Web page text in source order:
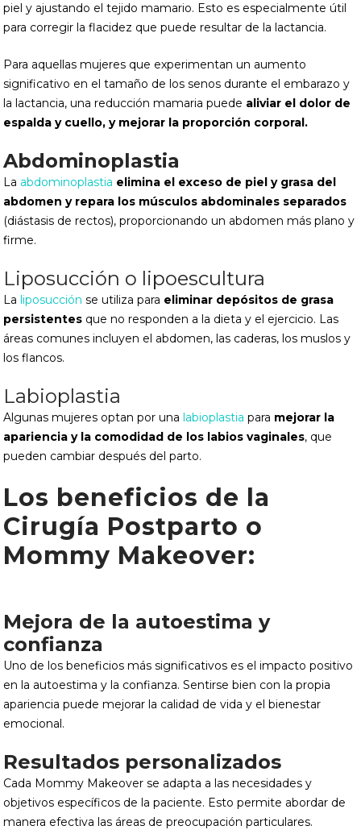
piel y ajustando el tejido mamario. Esto es especialmente útil
para corregir la flacidez que puede resultar de la lactancia.
Para aquellas mujeres que experimentan un aumento
significativo en el tamaño de los senos durante el embarazo y
la lactancia, una reducción mamaria puede aliviar el dolor de
espalda y cuello, y mejorar la proporción corporal.
Abdominoplastia
La abdominoplastia elimina el exceso de piel y grasa del
abdomen y repara los músculos abdominales separados
(diástasis de rectos), proporcionando un abdomen más plano y
firme.
Liposucción o lipoescultura
Laliposucción se utiliza para eliminar depósitos de grasa
persistentes que no responden a la dieta y el ejercicio. Las
áreas comunes incluyen el abdomen, las caderas, los muslos y
los flancos.
Labioplastia
Algunas mujeres optan por unalabioplastia para mejorar la
apariencia y la comodidad de los labios vaginales, que
pueden cambiar después del parto.
Los beneficios de la
Cirugía Postparto o
Mommy Makeover:
Mejora de la autoestima y
confianza
Uno de los beneficios más significativos es el impacto positivo
en la autoestima y la confianza. Sentirse bien con la propia
apariencia puede mejorar la calidad de vida y el bienestar
emocional.
Resultados personalizados
Cada Mommy Makeover se adapta a las necesidades y
objetivos específicos de la paciente. Esto permite abordar de
manera efectiva las áreas de preocupación particulares.